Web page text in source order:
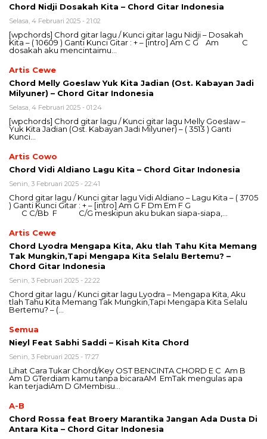
Chord Nidji Dosakah Kita – Chord Gitar Indonesia
Selasa, 4 Februari 2025 - 21:02
[wpchords] Chord gitar lagu / Kunci gitar lagu Nidji – Dosakah
Kita – ( 10609 ) Ganti Kunci Gitar : + – [intro] Am C G Am C
dosakah aku mencintaimu…
Artis Cewe
Chord Melly Goeslaw Yuk Kita Jadian (Ost. Kabayan Jadi
Milyuner) – Chord Gitar Indonesia
Selasa, 4 Februari 2025 - 01:24
[wpchords] Chord gitar lagu / Kunci gitar lagu Melly Goeslaw –
Yuk Kita Jadian (Ost. Kabayan Jadi Milyuner) – ( 3513 ) Ganti
Kunci…
Artis Cowo
Chord Vidi Aldiano Lagu Kita – Chord Gitar Indonesia
Senin, 3 Februari 2025 - 22:41
Chord gitar lagu / Kunci gitar lagu Vidi Aldiano – Lagu Kita – ( 3705
) Ganti Kunci Gitar : + – [intro] Am G F Dm Em F G
C C/Bb F C/G meskipun aku bukan siapa-siapa,…
Artis Cewe
Chord Lyodra Mengapa Kita, Aku tlah Tahu Kita Memang
Tak Mungkin,Tapi Mengapa Kita Selalu Bertemu? –
Chord Gitar Indonesia
Senin, 3 Februari 2025 - 22:22
Chord gitar lagu / Kunci gitar lagu Lyodra – Mengapa Kita, Aku
tlah Tahu Kita Memang Tak Mungkin,Tapi Mengapa Kita Selalu
Bertemu? – (…
Semua
Nieyl Feat Sabhi Saddi – Kisah Kita Chord
Senin, 3 Februari 2025 - 17:27
Lihat Cara Tukar Chord/Key OST BENCINTA CHORD E C Am B
Am D GTerdiam kamu tanpa bicaraAM EmTak mengulas apa
kan terjadiAm D GMembisu…
A-B
Chord Rossa feat Broery Marantika Jangan Ada Dusta Di
Antara Kita – Chord Gitar Indonesia